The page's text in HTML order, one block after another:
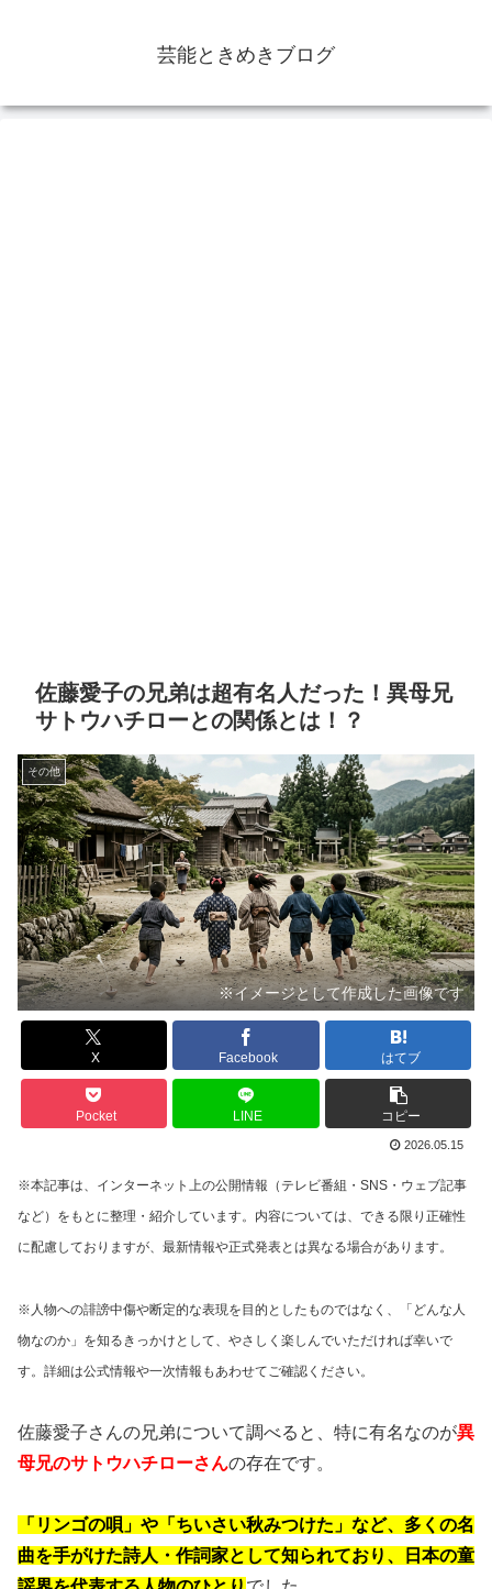
芸能ときめきブログ
佐藤愛子の兄弟は超有名人だった！異母兄
サトウハチローとの関係とは！？
その他
※イメージとして作成した画像です
X Facebook はてブ
Pocket LINE コピー
2026.05.15
※本記事は、インターネット上の公開情報（テレビ番組・SNS・ウェブ記事
など）をもとに整理・紹介しています。内容については、できる限り正確性
に配慮しておりますが、最新情報や正式発表とは異なる場合があります。
※人物への誹謗中傷や断定的な表現を目的としたものではなく、「どんな人
物なのか」を知るきっかけとして、やさしく楽しんでいただければ幸いで
す。詳細は公式情報や一次情報もあわせてご確認ください。
佐藤愛子さんの兄弟について調べると、特に有名なのが異
母兄のサトウハチローさんの存在です。
「リンゴの唄」や「ちいさい秋みつけた」など、多くの名
曲を手がけた詩人・作詞家として知られており、日本の童